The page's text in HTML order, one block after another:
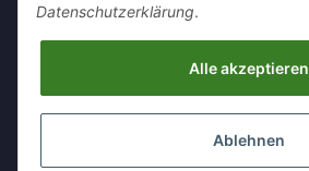
Gesetzliche Informationen
Datenschutzerklärung.
Alle akzeptieren
Ablehnen